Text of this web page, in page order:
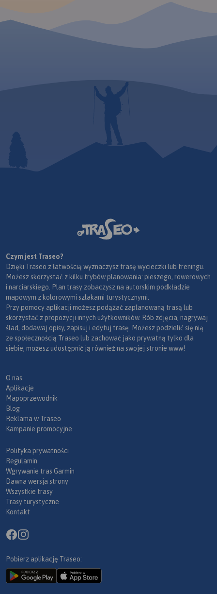
Czym jest Traseo?
Dzięki Traseo z łatwością wyznaczysz trasę wycieczki lub treningu.
Możesz skorzystać z kilku trybów planowania: pieszego, rowerowych
i narciarskiego. Plan trasy zobaczysz na autorskim podkładzie
mapowym z kolorowymi szlakami turystycznymi.
Przy pomocy aplikacji możesz podążać zaplanowaną trasą lub
skorzystać z propozycji innych użytkowników. Rób zdjęcia, nagrywaj
ślad, dodawaj opisy, zapisuj i edytuj trasę. Możesz podzielić się nią
ze społecznością Traseo lub zachować jako prywatną tylko dla
siebie, możesz udostępnić ją również na swojej stronie www!
O nas
Aplikacje
Mapoprzewodnik
Blog
Reklama w Traseo
Kampanie promocyjne
Polityka prywatności
Regulamin
Wgrywanie tras Garmin
Dawna wersja strony
Wszystkie trasy
Trasy turystyczne
Kontakt
Pobierz aplikację Traseo: